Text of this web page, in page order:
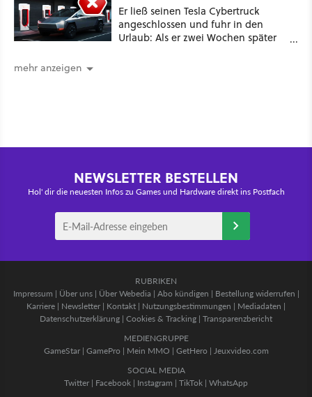
Er ließ seinen Tesla Cybertruck
angeschlossen und fuhr in den
Urlaub: Als er zwei Wochen später
mehr anzeigen
NEWSLETTER BESTELLEN
Hol' dir die neuesten Infos zu Games und Hardware direkt ins Postfach
RUBRIKEN
Impressum | Über uns| Über Webedia | Abo kündigen | Bestellung widerrufen |
Karriere | Newsletter | Kontakt | Nutzungsbestimmungen | Mediadaten |
Datenschutzerklärung | Cookies & Tracking | Transparenzbericht
MEDIENGRUPPE
GameStar| GamePro | Mein MMO | GetHero | Jeuxvideo.com
SOCIAL MEDIA
Twitter | Facebook | Instagram | TikTok | WhatsApp